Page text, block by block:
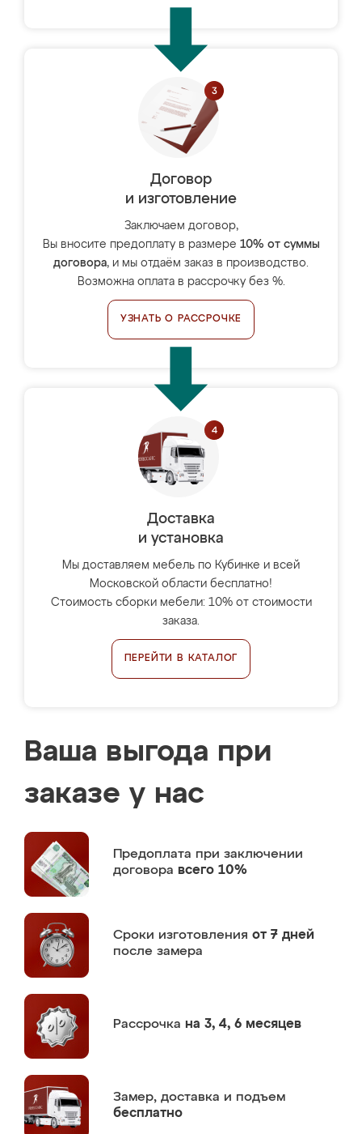
Договор
и изготовление
Заключаем договор,
Вы вносите предоплату в размере 10% от суммы
договора, и мы отдаём заказ в производство.
Возможна оплата в рассрочку без %.
УЗНАТЬ О РАССРОЧКЕ
Доставка
и установка
Мы доставляем мебель по Кубинке и всей
Московской области бесплатно!
Стоимость сборки мебели: 10% от стоимости
заказа.
ПЕРЕЙТИ В КАТАЛОГ
Ваша выгода при
заказе у нас
Предоплата при заключении
договора всего 10%
Сроки изготовления от 7 дней
после замера
Рассрочка на 3, 4, 6 месяцев
Замер, доставка и подъем
бесплатно